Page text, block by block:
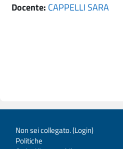
Docente: CAPPELLI SARA
Non sei collegato. (Login)
Politiche